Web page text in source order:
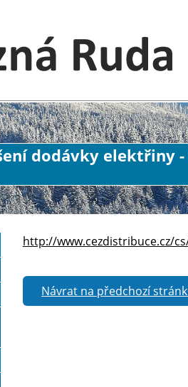
dodávky elektřiny -
http://www.cezdistribuce.cz/
Návrat na předchozí